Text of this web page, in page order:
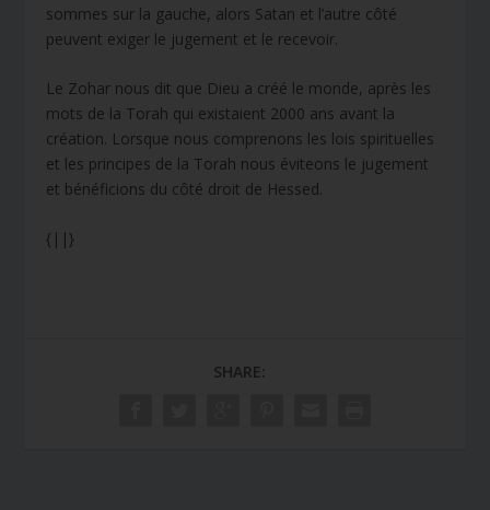
sommes sur la gauche, alors Satan et l’autre côté
peuvent exiger le jugement et le recevoir.
Le Zohar nous dit que Dieu a créé le monde, après les
mots de la Torah qui existaient 2000 ans avant la
création. Lorsque nous comprenons les lois spirituelles
et les principes de la Torah nous éviteons le jugement
et bénéficions du côté droit de Hessed.
{||}
SHARE: